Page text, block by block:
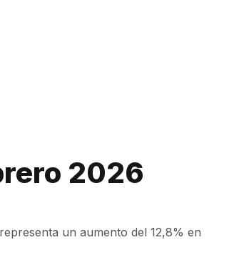
2026
un aumento del 12,8% en